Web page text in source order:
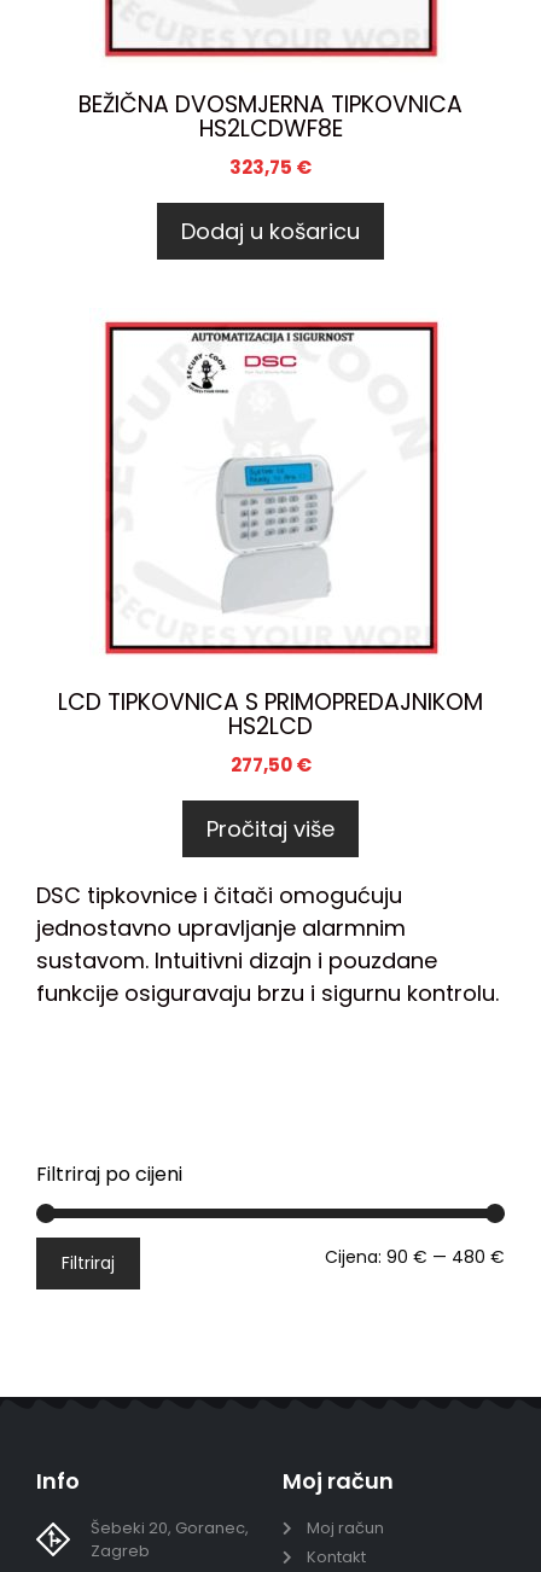
BEŽIČNA DVOSMJERNA TIPKOVNICA
HS2LCDWF8E
323,75 €
Dodaj u košaricu
LCD TIPKOVNICA S PRIMOPREDAJNIKOM
HS2LCD
277,50€
Pročitaj više
DSC tipkovnice i čitači omogućuju
jednostavno upravljanje alarmnim
sustavom. Intuitivni dizajn i pouzdane
funkcije osiguravaju brzu i sigurnu kontrolu.
Filtriraj po cijeni
Filtriraj Cijena: 90 € — 480 €
Info
Šebeki 20, Goranec,
Zagreb
Moj račun
Moj račun
Kontakt